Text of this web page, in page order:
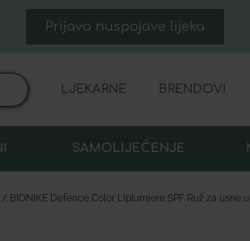
Prijava nuspojave lijeka
LJEKARNE BRENDOVI
SAMOLIJEČENJE
/ BIONIKE Defence Color Liplumiere SPF Ruž za usne